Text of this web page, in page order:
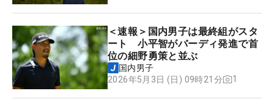
＜速報＞国内男子は最終組がスタ
ート 小平智がバーディ発進で首
位の細野勇策と並ぶ
国内男子
2026年5月3日 (日) 09時21分
1